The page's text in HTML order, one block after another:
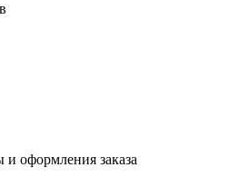
оформления заказа